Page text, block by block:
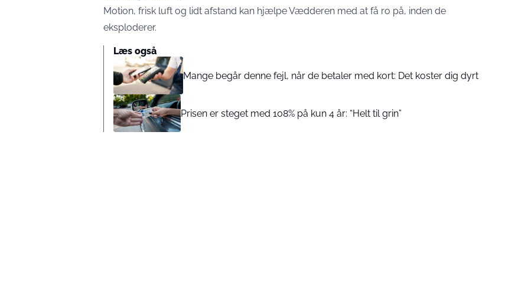
Motion, frisk luft og lidt afstand kan hjælpe Vædderen med at få ro på, inden de
eksploderer.
Læs også
Mange begår denne fejl, når de betaler med kort: Det koster dig dyrt
Prisen er steget med 108% på kun 4 år: “Helt til grin”